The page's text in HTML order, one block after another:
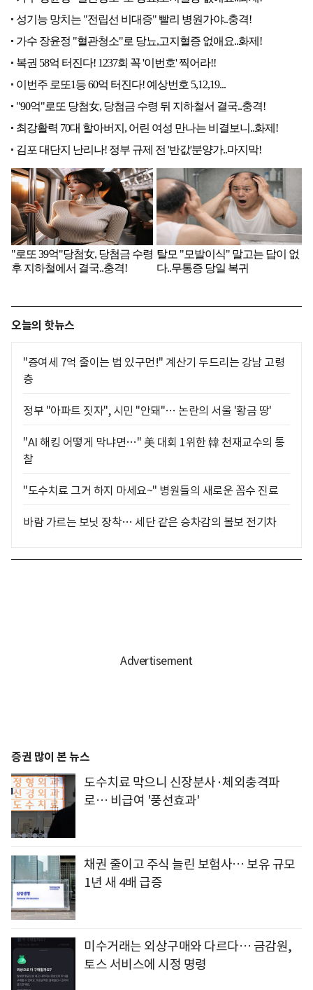
오늘의 핫뉴스
"증여세 7억 줄이는 법 있구먼!" 계산기 두드리는 강남 고령
층
정부 "아파트 짓자", 시민 "안돼"… 논란의 서울 '황금 땅'
"AI 해킹 어떻게 막냐면…" 美 대회 1위한 韓 천재교수의 통
찰
"도수치료 그거 하지 마세요~" 병원들의 새로운 꼼수 진료
바람 가르는 보닛 장착… 세단 같은 승차감의 볼보 전기차
증권 많이 본 뉴스
도수치료 막으니 신장분사·체외충격파
로… 비급여 '풍선효과'
채권 줄이고 주식 늘린 보험사… 보유 규모
1년 새 4배 급증
미수거래는 외상구매와 다르다… 금감원,
토스 서비스에 시정 명령